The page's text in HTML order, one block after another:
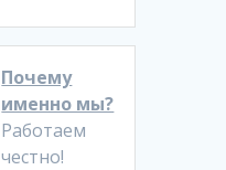
Почему
именно мы?
Работаем
честно!